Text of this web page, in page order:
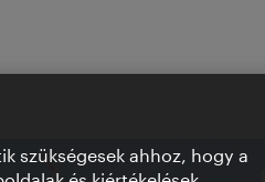
szükségesek ahhoz, hogy a